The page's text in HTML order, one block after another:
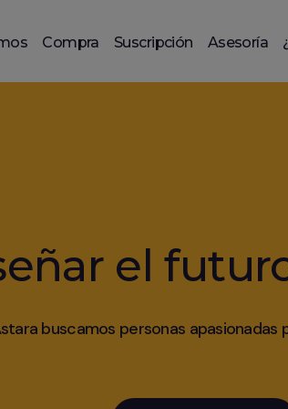
Compra Suscripción Asesoría
el
buscamos personas apasionadas